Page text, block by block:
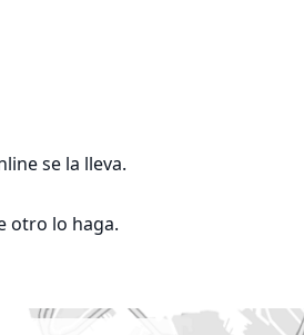
se la lleva.
otro lo haga.